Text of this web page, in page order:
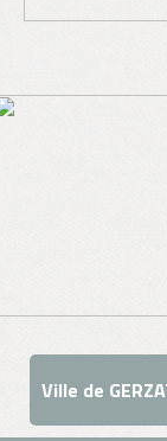
Ville de